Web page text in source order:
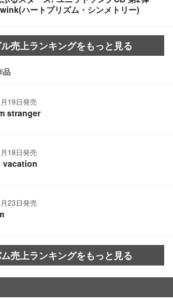
ハートプリズム・シンメトリー)
売上ランキングをもっと見る
品
19日発売
stranger
18日発売
vacation
23日発売
売上ランキングをもっと見る